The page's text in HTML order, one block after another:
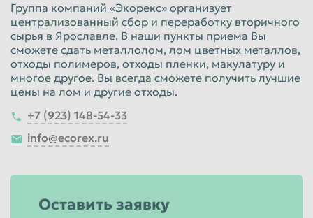
Группа компаний «Экорекс» организует
централизованный сбор и переработку вторичного
сырья в Ярославле. В наши пункты приема Вы
сможете сдать металлолом, лом цветных металлов,
отходы полимеров, отходы пленки, макулатуру и
многое другое. Вы всегда сможете получить лучшие
цены на лом и другие отходы.
+7 (923) 148-54-33
info@ecorex.ru
Оставить заявку